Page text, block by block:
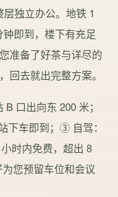
独立办公。地铁 1
即到，楼下有充足
准备了好茶与详尽的
回去就出完整方案。
口出向东 200 米；
下车即到；③ 自驾：
时内免费，超出 8
您预留车位和会议